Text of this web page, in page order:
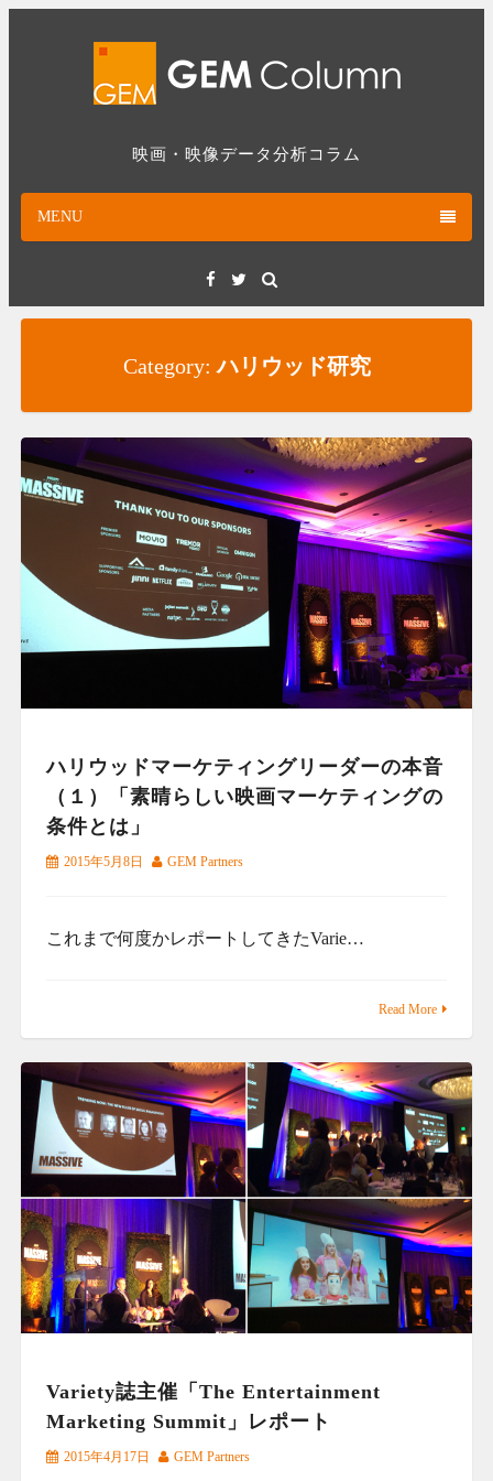
映画・映像データ分析コラム
MENU
Facebook
Twitter
Category:ハリウッド研究
ハリウッドマーケティングリーダーの本音
（１）「素晴らしい映画マーケティングの
条件とは」
2015年5月8日 GEM Partners
これまで何度かレポートしてきたVarie…
Read More
Variety誌主催「The Entertainment
Marketing Summit」レポート
2015年4月17日 GEM Partners